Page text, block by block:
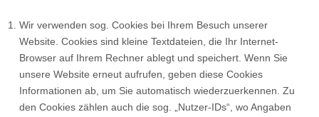
Wir verwenden sog. Cookies bei Ihrem Besuch unserer
Website. Cookies sind kleine Textdateien, die Ihr Internet-
Browser auf Ihrem Rechner ablegt und speichert. Wenn Sie
unsere Website erneut aufrufen, geben diese Cookies
Informationen ab, um Sie automatisch wiederzuerkennen. Zu
den Cookies zählen auch die sog. „Nutzer-IDs“, wo Angaben